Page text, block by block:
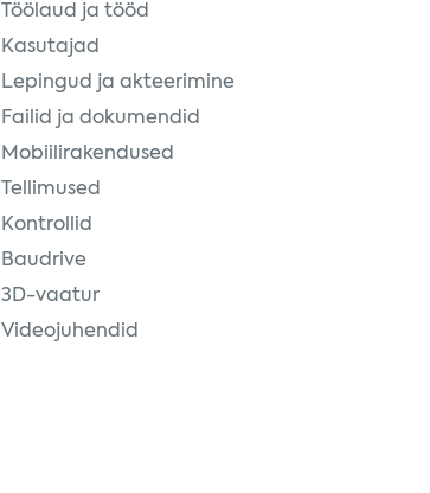
Töölaud ja tööd
Kasutajad
Lepingud ja akteerimine
Failid ja dokumendid
Mobiilirakendused
Tellimused
Kontrollid
Baudrive
3D-vaatur
Videojuhendid